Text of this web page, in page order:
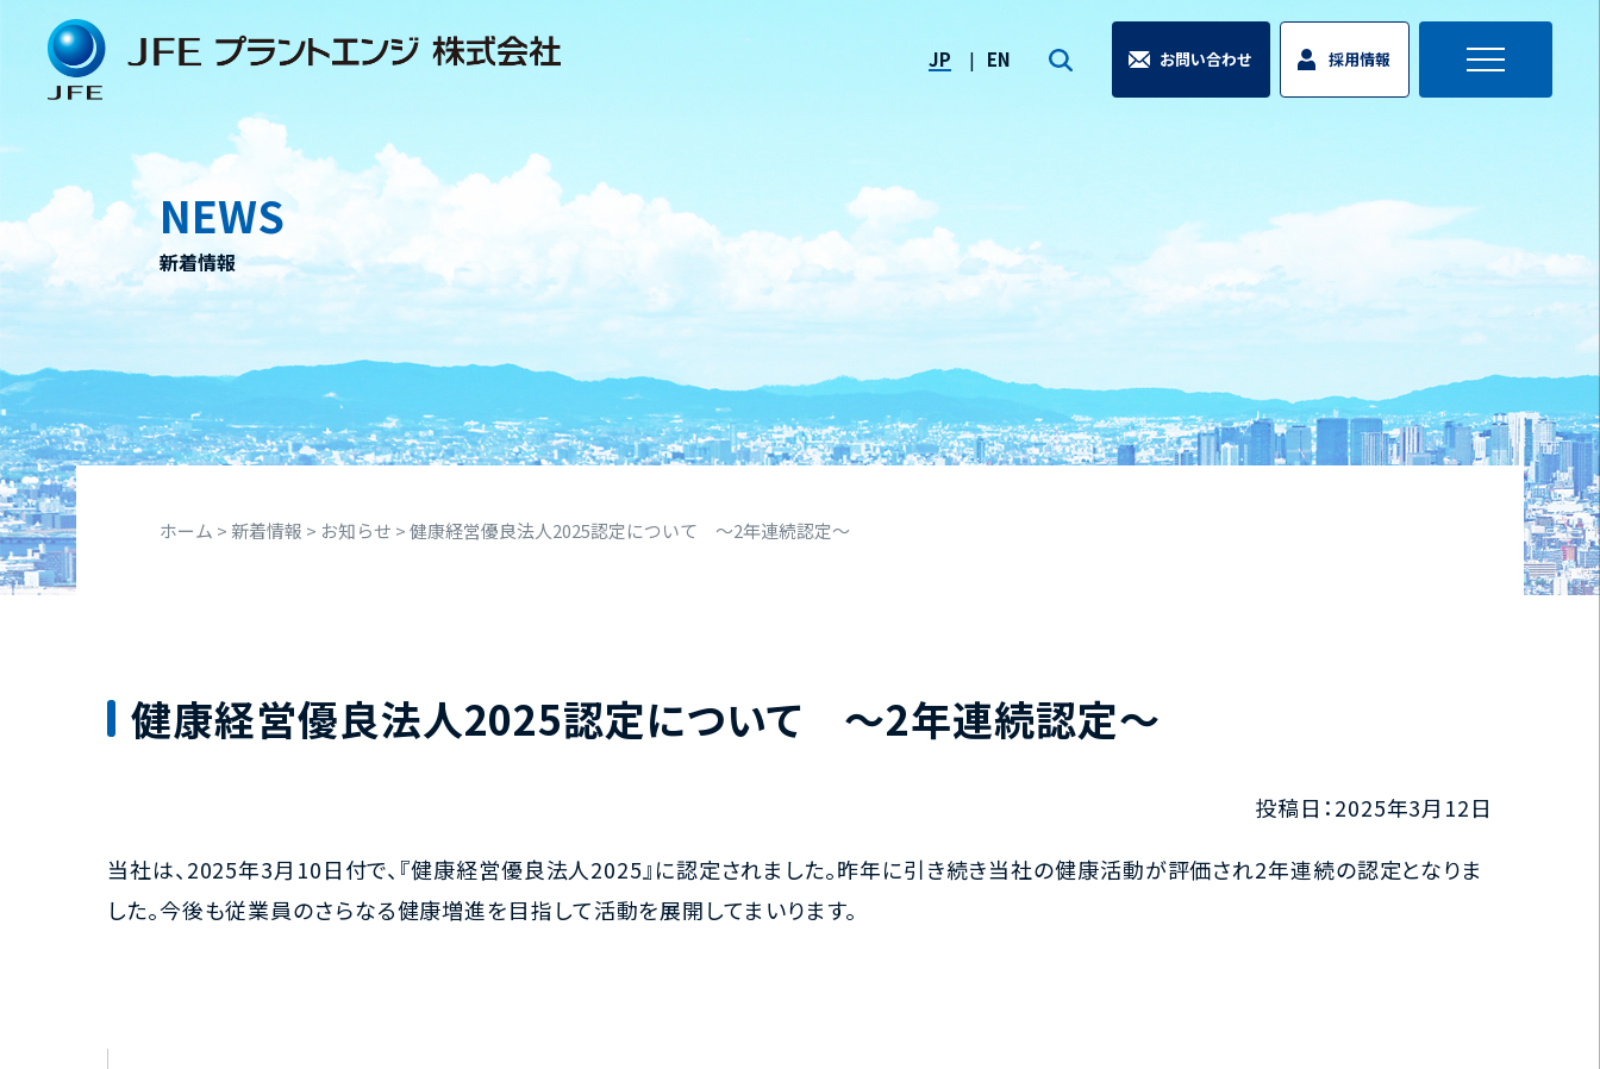
content JP EN お問い合わせ 採用情報
toggle
NEWS
新着情報
ホーム > 新着情報 > お知らせ >健康経営優良法人2025認定について ～2年連続認定～
健康経営優良法人2025認定について ～2年連続認定～
投稿日：2025年3月12日
当社は、2025年3月10日付で、『健康経営優良法人2025』に認定されました。昨年に引き続き当社の健康活動が評価され2年連続の認定となりま
した。今後も従業員のさらなる健康増進を目指して活動を展開してまいります。